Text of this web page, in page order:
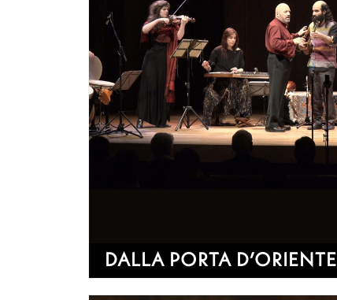
DALLA PORTA D’ORIENTE